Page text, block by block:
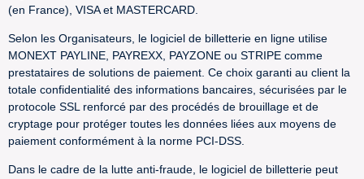
(en France), VISA et MASTERCARD.
Selon les Organisateurs, le logiciel de billetterie en ligne utilise
MONEXT PAYLINE, PAYREXX, PAYZONE ou STRIPE comme
prestataires de solutions de paiement. Ce choix garanti au client la
totale confidentialité des informations bancaires, sécurisées par le
protocole SSL renforcé par des procédés de brouillage et de
cryptage pour protéger toutes les données liées aux moyens de
paiement conformément à la norme PCI-DSS.
Dans le cadre de la lutte anti-fraude, le logiciel de billetterie peut